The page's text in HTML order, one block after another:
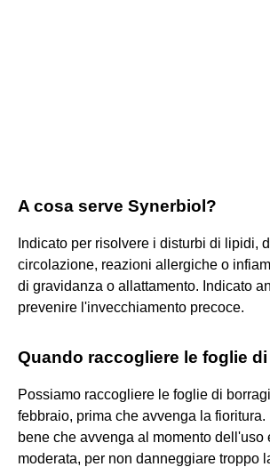
A cosa serve Synerbiol?
Indicato per risolvere i disturbi di lipidi,
circolazione, reazioni allergiche o
di gravidanza o allattamento. Indicato
prevenire l'invecchiamento precoce.
Quando raccogliere le foglie
Possiamo raccogliere le foglie di
febbraio, prima che avvenga la fioritura.
bene che avvenga al momento dell'uso
moderata, per non danneggiare troppo